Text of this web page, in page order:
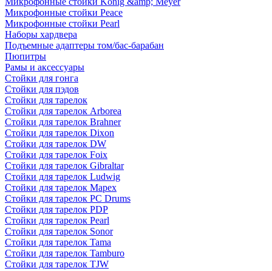
Микрофонные стойки Peace
Микрофонные стойки Pearl
Наборы хардвера
Подъемные адаптеры том/бас-барабан
Пюпитры
Рамы и аксессуары
Стойки для гонга
Стойки для пэдов
Стойки для тарелок
Стойки для тарелок Arborea
Стойки для тарелок Brahner
Стойки для тарелок Dixon
Стойки для тарелок DW
Стойки для тарелок Foix
Стойки для тарелок Gibraltar
Стойки для тарелок Ludwig
Стойки для тарелок Mapex
Стойки для тарелок PC Drums
Стойки для тарелок PDP
Стойки для тарелок Pearl
Стойки для тарелок Sonor
Стойки для тарелок Tama
Стойки для тарелок Tamburo
Стойки для тарелок TJW